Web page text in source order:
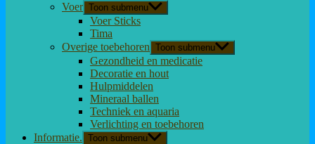
Voer Toon submenu
Voer Sticks
Tima
Overige toebehoren Toon submenu
Gezondheid en medicatie
Decoratie en hout
Hulpmiddelen
Mineraal ballen
Techniek en aquaria
Verlichting en toebehoren
Informatie. Toon submenu